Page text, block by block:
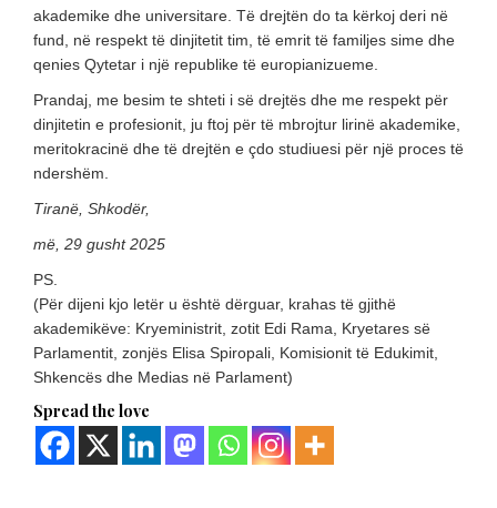
akademike dhe universitare. Të drejtën do ta kërkoj deri në
fund, në respekt të dinjitetit tim, të emrit të familjes sime dhe
qenies Qytetar i një republike të europianizueme.
Prandaj, me besim te shteti i së drejtës dhe me respekt për
dinjitetin e profesionit, ju ftoj për të mbrojtur lirinë akademike,
meritokracinë dhe të drejtën e çdo studiuesi për një proces të
ndershëm.
Tiranë, Shkodër,
më, 29 gusht 2025
PS.
(Për dijeni kjo letër u është dërguar, krahas të gjithë
akademikëve: Kryeministrit, zotit Edi Rama, Kryetares së
Parlamentit, zonjës Elisa Spiropali, Komisionit të Edukimit,
Shkencës dhe Medias në Parlament)
Spread the love